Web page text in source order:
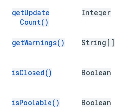
getUpdate
Count( )
Integer
getWarnings( ) String[]
isClosed( ) Boolean
isPoolable( ) Boolean